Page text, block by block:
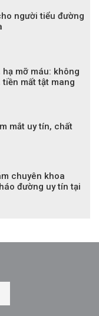
người tiểu đường
mỡ máu: không
mất tật mang
mắt uy tín, chất
chuyên khoa
đường uy tín tại